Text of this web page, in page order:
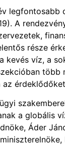
legfontosabb
A
része
kevés víz, a
a globális
Áder